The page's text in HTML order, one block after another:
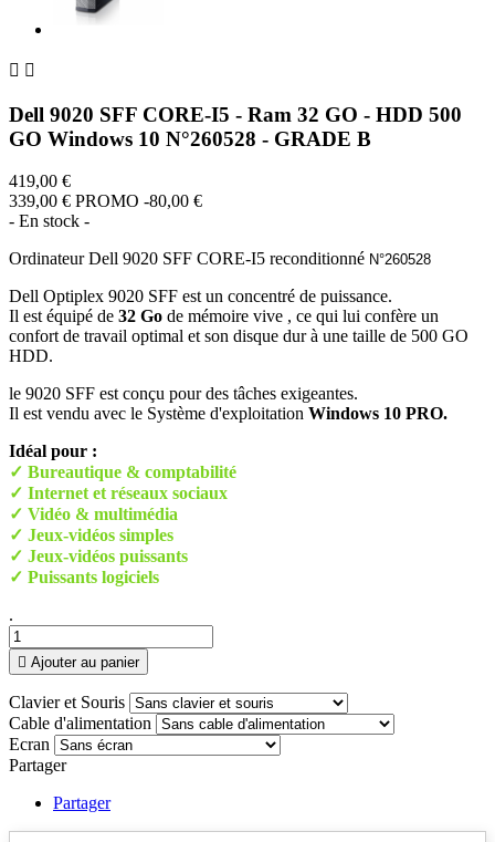
 
Dell 9020 SFF CORE-I5 - Ram 32 GO - HDD 500
GO Windows 10 N°260528 - GRADE B
419,00 €
339,00 € PROMO -80,00 €
- En stock -
Ordinateur Dell 9020 SFF CORE-I5 reconditionné N°260528
Dell Optiplex 9020 SFF est un concentré de puissance.
Il est équipé de 32 Go de mémoire vive , ce qui lui confère un
confort de travail optimal et son disque dur à une taille de 500 GO
HDD.
le 9020 SFF est conçu pour des tâches exigeantes.
Il est vendu avec le Système d'exploitation Windows 10 PRO.
Idéal pour :
✓ Bureautique & comptabilité
✓ Internet et réseaux sociaux
✓ Vidéo & multimédia
✓ Jeux-vidéos simples
✓ Jeux-vidéos puissants
✓ Puissants logiciels
.
 Ajouter au panier
Clavier et Souris
Cable d'alimentation
Ecran
Partager
Partager